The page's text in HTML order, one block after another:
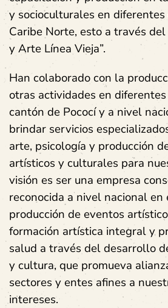
y socioculturales en
Caribe Norte, esto a través
y Arte Línea Vieja”.
Han colaborado con la
otras actividades en
cantón de Pococí y a nivel
brindar servicios
arte, psicología y producción
artísticos y culturales para
visión es ser una empresa
reconocida a nivel nacional en
producción de eventos
formación artística integral y
salud a través del desarrollo
y cultura, que promueva
sectores y entes afines a
intereses.